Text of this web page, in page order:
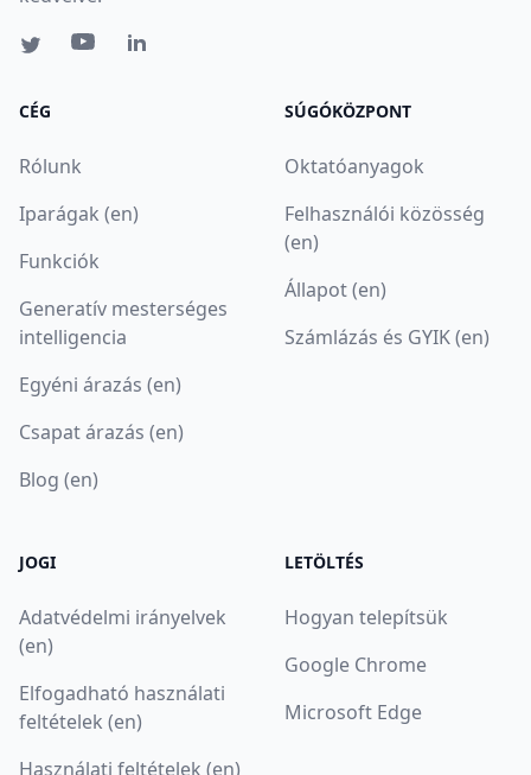
CÉG
Rólunk
Iparágak (en)
Funkciók
Generatív mesterséges
intelligencia
Egyéni árazás (en)
Csapat árazás (en)
Blog (en)
SÚGÓKÖZPONT
Oktatóanyagok
Felhasználói közösség
(en)
Állapot (en)
Számlázás és GYIK (en)
JOGI
Adatvédelmi irányelvek
(en)
Elfogadható használati
feltételek (en)
Használati feltételek (en)
LETÖLTÉS
Hogyan telepítsük
Google Chrome
Microsoft Edge